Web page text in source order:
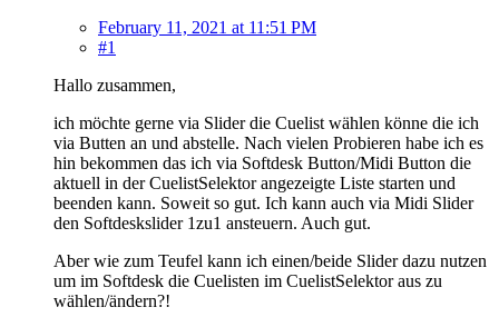
February 11, 2021 at 11:51 PM
#1
Hallo zusammen,
ich möchte gerne via Slider die Cuelist wählen könne die ich
via Butten an und abstelle. Nach vielen Probieren habe ich es
hin bekommen das ich via Softdesk Button/Midi Button die
aktuell in der CuelistSelektor angezeigte Liste starten und
beenden kann. Soweit so gut. Ich kann auch via Midi Slider
den Softdeskslider 1zu1 ansteuern. Auch gut.
Aber wie zum Teufel kann ich einen/beide Slider dazu nutzen
um im Softdesk die Cuelisten im CuelistSelektor aus zu
wählen/ändern?!